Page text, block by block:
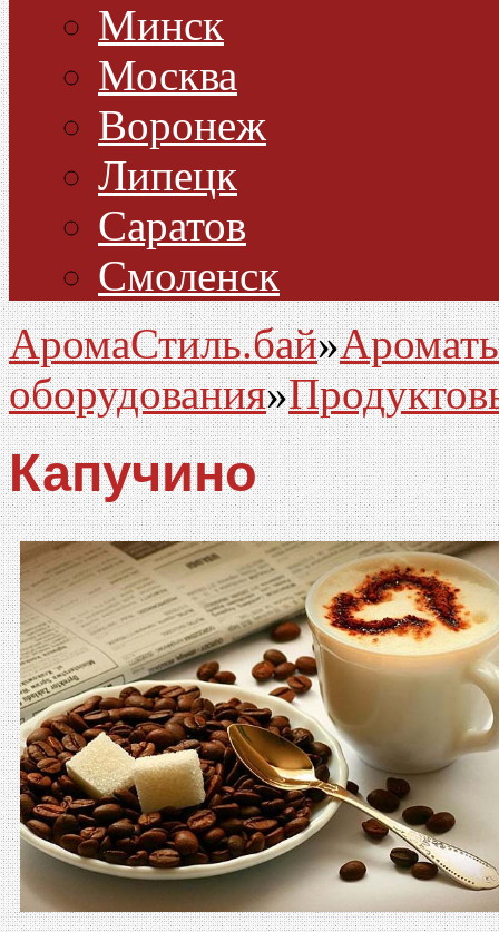
Минск
Москва
Воронеж
Липецк
Саратов
Смоленск
АромаСтиль.бай»
оборудования»
Капучино